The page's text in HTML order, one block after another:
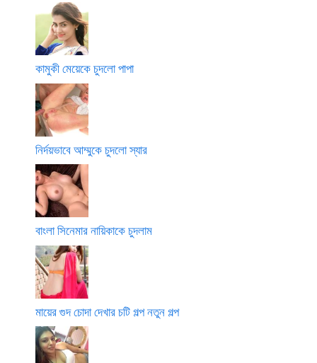
কামুকী মেয়েকে চুদলো পাপা
নির্দয়ভাবে আম্মুকে চুদলো স্যার
বাংলা সিনেমার নায়িকাকে চুদলাম
মায়ের গুদ চোদা দেখার চটি গল্প নতুন গল্প